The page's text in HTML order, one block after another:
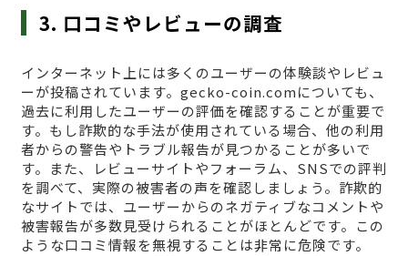
3. 口コミやレビューの調査
インターネット上には多くのユーザーの体験談やレビュ
ーが投稿されています。gecko-coin.comについても、
過去に利用したユーザーの評価を確認することが重要で
す。もし詐欺的な手法が使用されている場合、他の利用
者からの警告やトラブル報告が見つかることが多いで
す。また、レビューサイトやフォーラム、SNSでの評判
を調べて、実際の被害者の声を確認しましょう。詐欺的
なサイトでは、ユーザーからのネガティブなコメントや
被害報告が多数見受けられることがほとんどです。この
ような口コミ情報を無視することは非常に危険です。